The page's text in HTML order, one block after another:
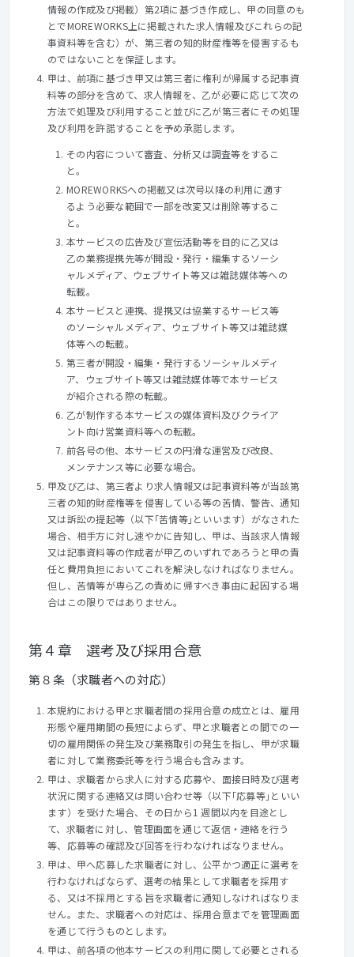
情報の作成及び掲載）第2項に基づき作成し、甲の同意のも
とでMOREWORKS上に掲載された求人情報及びこれらの記
事資料等を含む）が、第三者の知的財産権等を侵害するも
のではないことを保証します。
甲は、前項に基づき甲又は第三者に権利が帰属する記事資
料等の部分を含めて、求人情報を、乙が必要に応じて次の
方法で処理及び利用すること並びに乙が第三者にその処理
及び利用を許諾することを予め承諾します。
その内容について審査、分析又は調査等をするこ
と。
MOREWORKSへの掲載又は次号以降の利用に適す
るよう必要な範囲で一部を改変又は削除等するこ
と。
本サービスの広告及び宣伝活動等を目的に乙又は
乙の業務提携先等が開設・発行・編集するソーシ
ャルメディア、ウェブサイト等又は雑誌媒体等への
転載。
本サービスと連携、提携又は協業するサービス等
のソーシャルメディア、ウェブサイト等又は雑誌媒
体等への転載。
第三者が開設・編集・発行するソーシャルメディ
ア、ウェブサイト等又は雑誌媒体等で本サービス
が紹介される際の転載。
乙が制作する本サービスの媒体資料及びクライア
ント向け営業資料等への転載。
前各号の他、本サービスの円滑な運営及び改良、
メンテナンス等に必要な場合。
甲及び乙は、第三者より求人情報又は記事資料等が当該第
三者の知的財産権等を侵害している等の苦情、警告、通知
又は訴訟の提起等（以下｢苦情等｣といいます）がなされた
場合、相手方に対し速やかに告知し、甲は、当該求人情報
又は記事資料等の作成者が甲乙のいずれであろうと甲の責
任と費用負担においてこれを解決しなければなりません。
但し、苦情等が専ら乙の責めに帰すべき事由に起因する場
合はこの限りではありません。
第４章 選考及び採用合意
第８条（求職者への対応）
本規約における甲と求職者間の採用合意の成立とは、雇用
形態や雇用期間の長短によらず、甲と求職者との間での一
切の雇用関係の発生及び業務取引の発生を指し、甲が求職
者に対して業務委託等を行う場合も含みます。
甲は、求職者から求人に対する応募や、面接日時及び選考
状況に関する連絡又は問い合わせ等（以下｢応募等｣といい
ます）を受けた場合、その日から1 週間以内を目途とし
て、求職者に対し、管理画面を通じて返信・連絡を行う
等、応募等の確認及び回答を行わなければなりません。
甲は、甲へ応募した求職者に対し、公平かつ適正に選考を
行わなければならず、選考の結果として求職者を採用す
る、又は不採用とする旨を求職者に通知しなければなりま
せん。また、求職者への対応は、採用合意までを管理画面
を通じて行うものとします。
甲は、前各項の他本サービスの利用に関して必要とされる